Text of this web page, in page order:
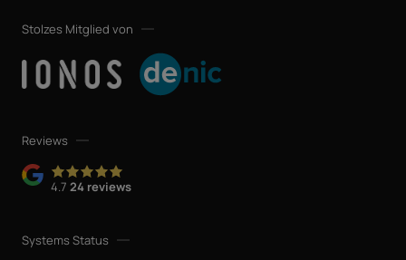
Stolzes Mitglied von
Reviews
4.7 24 reviews
Systems Status